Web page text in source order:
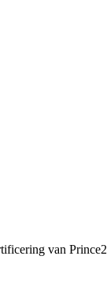
van Prince2